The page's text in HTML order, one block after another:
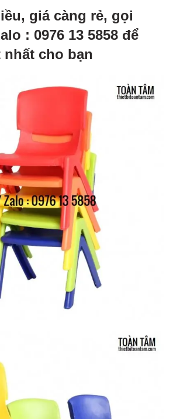
giá càng rẻ, gọi
: 0976 13 5858 để
cho bạn